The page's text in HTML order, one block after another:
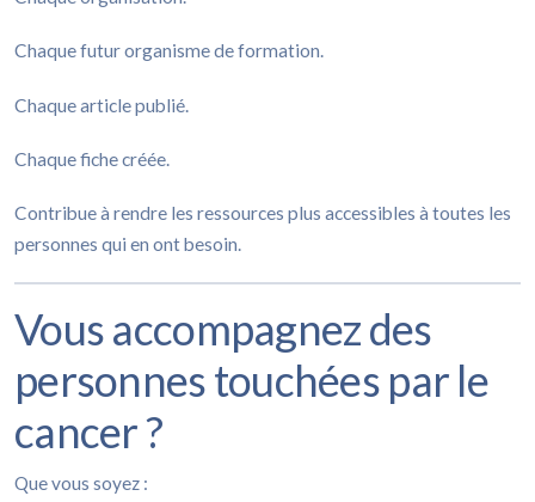
Chaque futur organisme de formation.
Chaque article publié.
Chaque fiche créée.
Contribue à rendre les ressources plus accessibles à toutes les
personnes qui en ont besoin.
Vous accompagnez des
personnes touchées par le
cancer ?
Que vous soyez :